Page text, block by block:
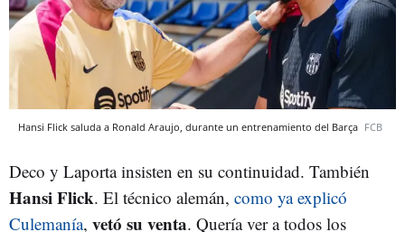
Hansi Flick saluda a Ronald Araujo, durante un entrenamiento del Barça FCB
Deco y Laporta insisten en su continuidad. También
Hansi Flick. El técnico alemán, como ya explicó
Culemanía, vetó su venta. Quería ver a todos los